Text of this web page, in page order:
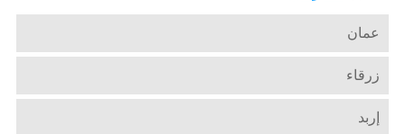
عمان
زرقاء
إربد